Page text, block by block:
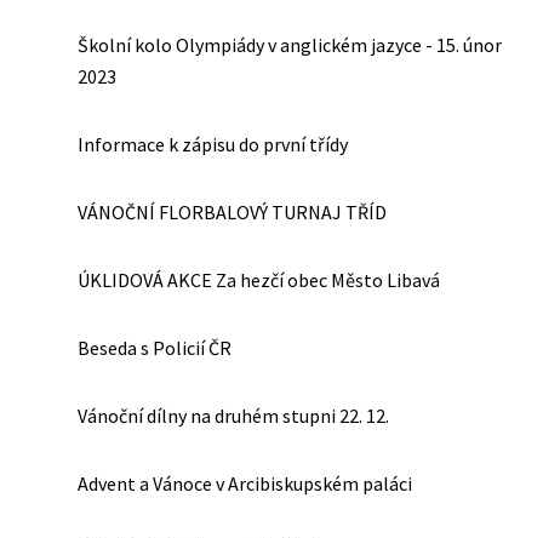
Školní kolo Olympiády v anglickém jazyce - 15. únor
2023
Informace k zápisu do první třídy
VÁNOČNÍ FLORBALOVÝ TURNAJ TŘÍD
ÚKLIDOVÁ AKCE Za hezčí obec Město Libavá
Beseda s Policií ČR
Vánoční dílny na druhém stupni 22. 12.
Advent a Vánoce v Arcibiskupském paláci